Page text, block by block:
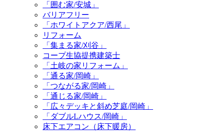
「囲む家/安城」
バリアフリー
「ホワイトアクア/西尾」
リフォーム
「集まる家/刈谷」
コープ生協提携建築士
「土岐の家リフォーム」
「通る家/岡崎」
「つながる家/岡崎」
「通じる家/岡崎」
「広々デッキと斜め芝庭/岡崎」
「ダブルLハウス/岡崎」
床下エアコン（床下暖房）